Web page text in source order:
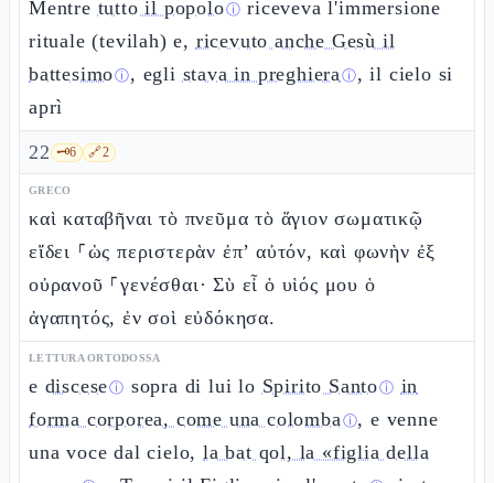
Mentre tutto il popoloⓘ riceveva l'immersione
rituale (tevilah) e, ricevuto anche Gesù il
battesimoⓘ, egli stava in preghieraⓘ, il cielo si
aprì
22 🗝️6 🔗2
GRECO
καὶ καταβῆναι τὸ πνεῦμα τὸ ἅγιον σωματικῷ
εἴδει ⸀ὡς περιστερὰν ἐπ’ αὐτόν, καὶ φωνὴν ἐξ
οὐρανοῦ ⸀γενέσθαι· Σὺ εἶ ὁ υἱός μου ὁ
ἀγαπητός, ἐν σοὶ εὐδόκησα.
LETTURA ORTODOSSA
e disceseⓘ sopra di lui lo Spirito Santoⓘ in
forma corporea, come una colombaⓘ, e venne
una voce dal cielo,la bat qol, la «figlia della